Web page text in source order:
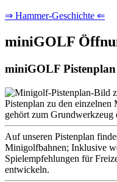
⇒ Hammer-Geschichte ⇐
miniGOLF
miniGOLF Pistenplan
Pistenplan zu den
gehört zum
Auf unseren Pistenplan
Minigolfbahnen; Inklusive
Spielempfehlungen für
entwickeln.